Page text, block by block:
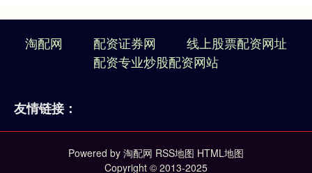
淘配网 配资证券网
线上股票配资网址
配资专业炒股配资网站
友情链接：
Powered by 淘配网 RSS地图 HTML地图
Copyright © 2013-2025